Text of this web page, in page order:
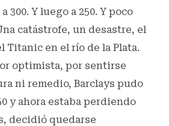
300. Y luego a 250. Y poco
catástrofe, un desastre, el
en el río de la Plata.
optimista, por sentirse
ni remedio, Barclays pudo
y ahora estaba perdiendo
decidió quedarse